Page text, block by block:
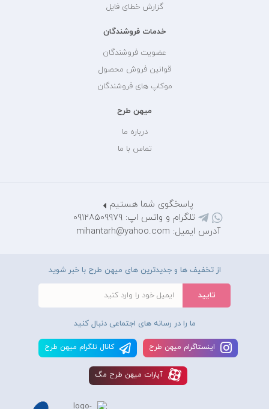
گزارش خطای فایل
خدمات فروشندگان
عضویت فروشندگان
قوانین فروش محصول
موکاپ های فروشندگان
میهن طرح
درباره ما
تماس با ما
پاسخگوی شما هستیم
تلگرام و واتس اپ: 09128509979
آدرس ایمیل: mihantarh@yahoo.com
از تخفیف ها و جدیدترین های میهن طرح با خبر شوید
ما را در رسانه های اجتماعی دنبال کنید
اينستاگرام ميهن طرح کانال تلگرام ميهن طرح
آپارات ميهن طرح مگ